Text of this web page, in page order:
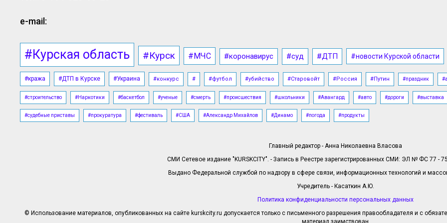
e-mail:
#Курская область #Курск #МЧС #коронавирус #суд #ДТП #новости Курской области
#кража #ДТП в Курске #Украина #конкурс # #футбол #убийство #Старовойт #Россия #Путин #праздник
#строительство #Наркотики #баскетбол #ученые #смерть #происшествия #школьники #Авангард #авто #дороги #выставка
#судебные приставы #прокуратура #фестиваль #США #Александр Михайлов #Динамо #погода #продукты
Главный редактор - Анна Николаевна Власова
СМИ Сетевое издание "KURSKCITY". - Запись в Реестре зарегистрированных СМИ: ЭЛ № ФС 77 -
Выдано Федеральной службой по надзору в сфере связи, информационных технологий и
Учредитель - Касаткин А.Ю.
Политика конфиденциальности персональных данных
© Использование материалов, опубликованных на сайте kurskcity.ru допускается только с письменного разрешения правообладателя и с
материал заимствован